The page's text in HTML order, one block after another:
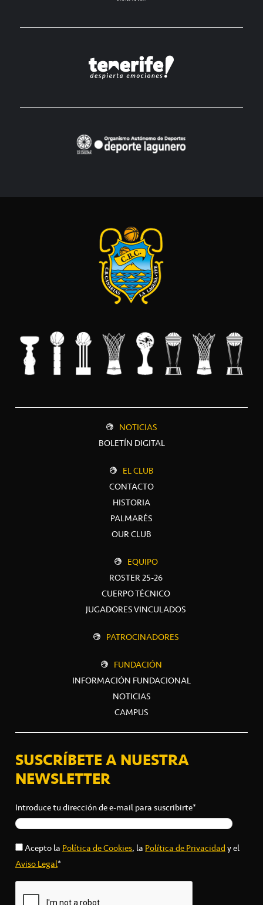
NOTICIAS
BOLETÍN DIGITAL
EL CLUB
CONTACTO
HISTORIA
PALMARÉS
OUR CLUB
EQUIPO
ROSTER 25-26
CUERPO TÉCNICO
JUGADORES VINCULADOS
PATROCINADORES
FUNDACIÓN
INFORMACIÓN FUNDACIONAL
NOTICIAS
CAMPUS
SUSCRÍBETE A NUESTRA
NEWSLETTER
Introduce tu dirección de e-mail para suscribirte*
Acepto laPolítica de Cookies, laPolítica de Privacidady el
Aviso Legal*